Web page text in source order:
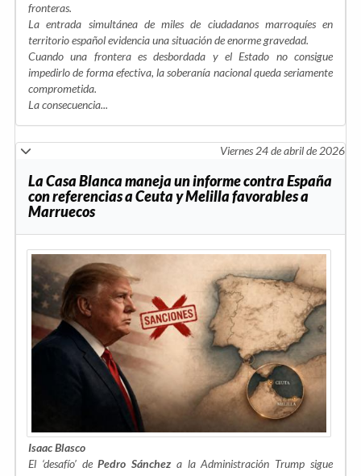
fronteras.
La entrada simultánea de miles de ciudadanos marroquíes en
territorio español evidencia una situación de enorme gravedad.
Cuando una frontera es desbordada y el Estado no consigue
impedirlo de forma efectiva, la soberanía nacional queda seriamente
comprometida.
La consecuencia...
Viernes 24 de abril de 2026
La Casa Blanca maneja un informe contra España
con referencias a Ceuta y Melilla favorables a
Marruecos
Isaac Blasco
El ‘desafío’ dePedro Sánchez a la Administración Trump sigue